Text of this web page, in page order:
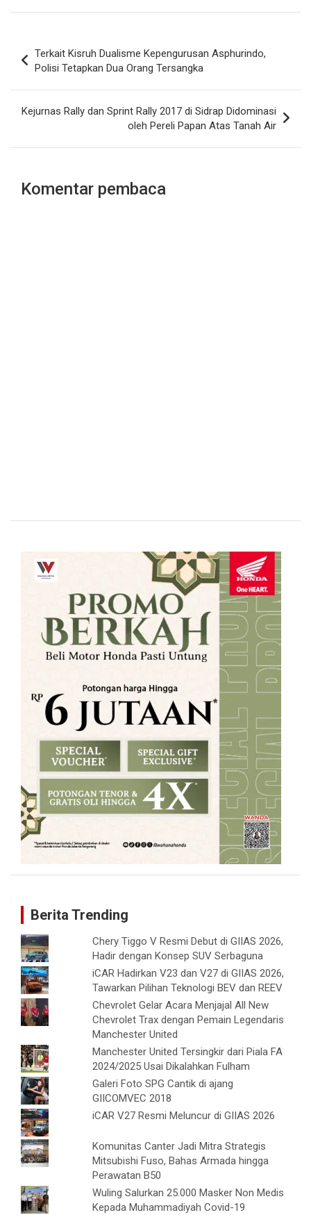
pos
Terkait Kisruh Dualisme Kepengurusan Asphurindo,
Polisi Tetapkan Dua Orang Tersangka
Kejurnas Rally dan Sprint Rally 2017 di Sidrap Didominasi
oleh Pereli Papan Atas Tanah Air
Komentar pembaca
Berita Trending
Chery Tiggo V Resmi Debut di GIIAS 2026,
Hadir dengan Konsep SUV Serbaguna
iCAR Hadirkan V23 dan V27 di GIIAS 2026,
Tawarkan Pilihan Teknologi BEV dan REEV
Chevrolet Gelar Acara Menjajal All New
Chevrolet Trax dengan Pemain Legendaris
Manchester United
Manchester United Tersingkir dari Piala FA
2024/2025 Usai Dikalahkan Fulham
Galeri Foto SPG Cantik di ajang
GIICOMVEC 2018
iCAR V27 Resmi Meluncur di GIIAS 2026
Komunitas Canter Jadi Mitra Strategis
Mitsubishi Fuso, Bahas Armada hingga
Perawatan B50
Wuling Salurkan 25.000 Masker Non Medis
Kepada Muhammadiyah Covid-19